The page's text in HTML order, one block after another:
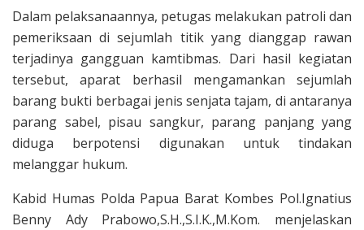
Dalam pelaksanaannya, petugas melakukan patroli dan
pemeriksaan di sejumlah titik yang dianggap rawan
terjadinya gangguan kamtibmas. Dari hasil kegiatan
tersebut, aparat berhasil mengamankan sejumlah
barang bukti berbagai jenis senjata tajam, di antaranya
parang sabel, pisau sangkur, parang panjang yang
diduga berpotensi digunakan untuk tindakan
melanggar hukum.
Kabid Humas Polda Papua Barat Kombes Pol.Ignatius
Benny Ady Prabowo,S.H.,S.I.K.,M.Kom. menjelaskan